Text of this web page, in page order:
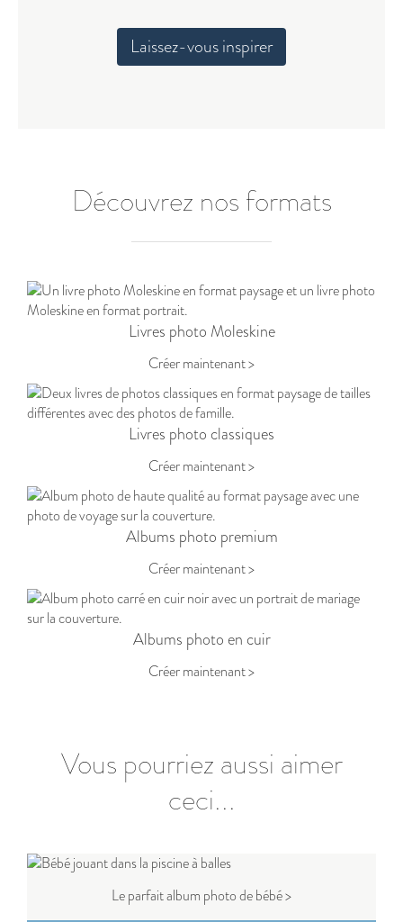
Laissez-vous inspirer
Découvrez nos formats
Livres photo Moleskine
Créer maintenant >
Livres photo classiques
Créer maintenant >
Albums photo premium
Créer maintenant >
Albums photo en cuir
Créer maintenant >
Vous pourriez aussi aimer
ceci...
Le parfait album photo de bébé >